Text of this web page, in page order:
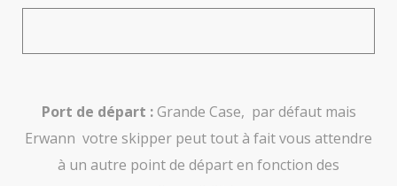
Port de départ :Grande Case, par défaut mais
Erwann votre skipper peut tout à fait vous attendre
à un autre point de départ en fonction des